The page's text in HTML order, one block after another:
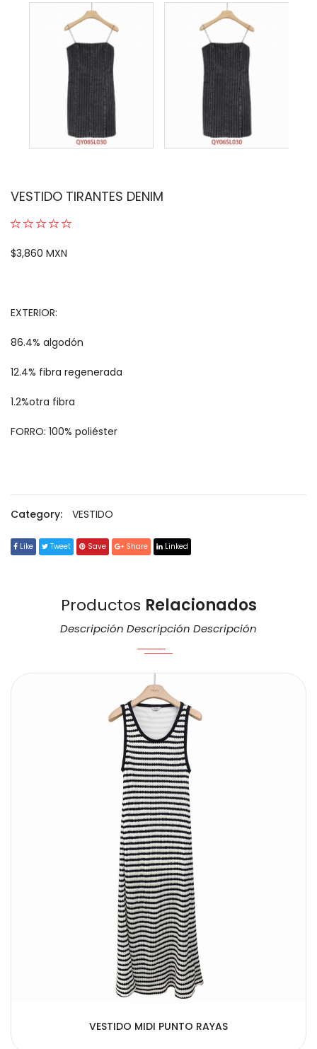
VESTIDO TIRANTES DENIM
$3,860 MXN
EXTERIOR:
86.4% algodón
12.4% fibra regenerada
1.2%otra fibra
FORRO: 100% poliéster
Category: VESTIDO
Like Tweet Save Share Linked
Productos Relacionados
Descripción Descripción Descripción
VESTIDO MIDI PUNTO RAYAS